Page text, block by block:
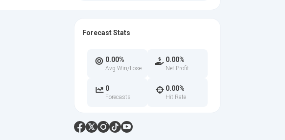
Forecast Stats
0.00%
Avg Win/Lose
0.00%
Net Profit
0
Forecasts
0.00%
Hit Rate